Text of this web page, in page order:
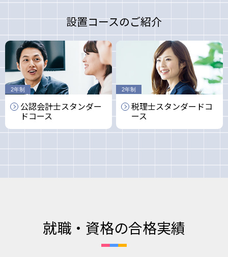
設置コースのご紹介
2年制
公認会計士スタンダー
ドコース
2年制
税理士スタンダードコ
ース
就職・資格の合格実績